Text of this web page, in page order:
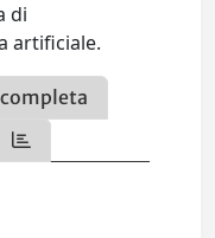
di
artificiale.
completa